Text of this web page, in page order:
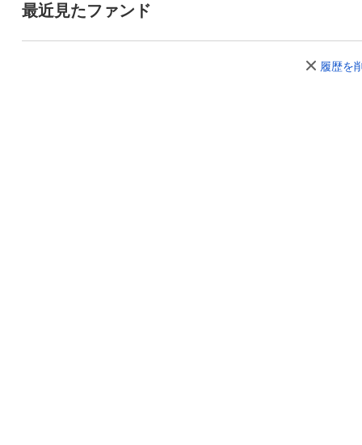
最近見たファンド
履歴を